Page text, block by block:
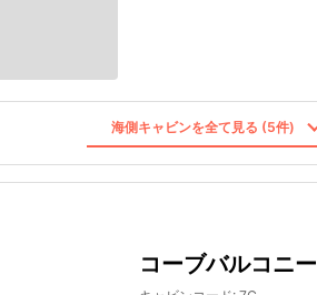
海側キャビンを全て見る (5件)
コーブバルコニー